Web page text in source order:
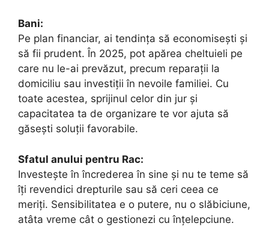
Bani:
Pe plan financiar, ai tendința să economisești și
să fii prudent. În 2025, pot apărea cheltuieli pe
care nu le-ai prevăzut, precum reparații la
domiciliu sau investiții în nevoile familiei. Cu
toate acestea, sprijinul celor din jur și
capacitatea ta de organizare te vor ajuta să
găsești soluții favorabile.
Sfatul anului pentru Rac:
Investește în încrederea în sine și nu te teme să
îți revendici drepturile sau să ceri ceea ce
meriți. Sensibilitatea e o putere, nu o slăbiciune,
atâta vreme cât o gestionezi cu înțelepciune.